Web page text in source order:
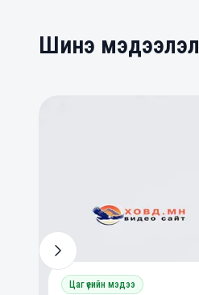
Шинэ мэдээлэл
Цаг үеийн мэдээ